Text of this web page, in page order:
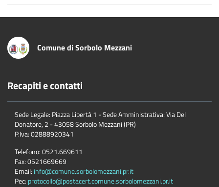
Comune di Sorbolo Mezzani
Recapiti e contatti
Sede Legale: Piazza Libertà 1 - Sede Amministrativa: Via Del
Donatore, 2 - 43058 Sorbolo Mezzani (PR)
P.Iva:02888920341
Telefono:0521.669611
Fax:0521669669
Email: info@comune.sorbolomezzani.pr.it
Pec: protocollo@postacert.comune.sorbolomezzani.pr.it